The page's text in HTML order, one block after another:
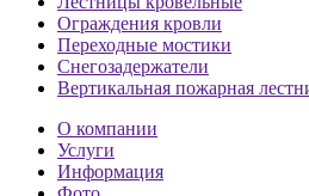
Ограждения кровли
Переходные мостики
Снегозадержатели
Вертикальная пожарная
О компании
Услуги
Информация